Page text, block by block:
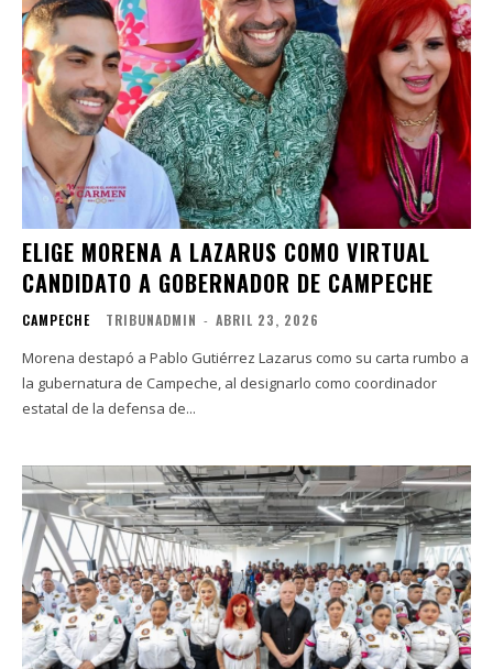
ELIGE MORENA A LAZARUS COMO VIRTUAL
CANDIDATO A GOBERNADOR DE CAMPECHE
CAMPECHE TRIBUNADMIN - ABRIL 23, 2026
Morena destapó a Pablo Gutiérrez Lazarus como su carta rumbo a
la gubernatura de Campeche, al designarlo como coordinador
estatal de la defensa de...